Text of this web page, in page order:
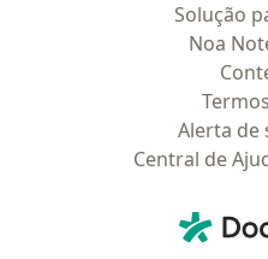
Solução
Noa
Alerta de
Central de